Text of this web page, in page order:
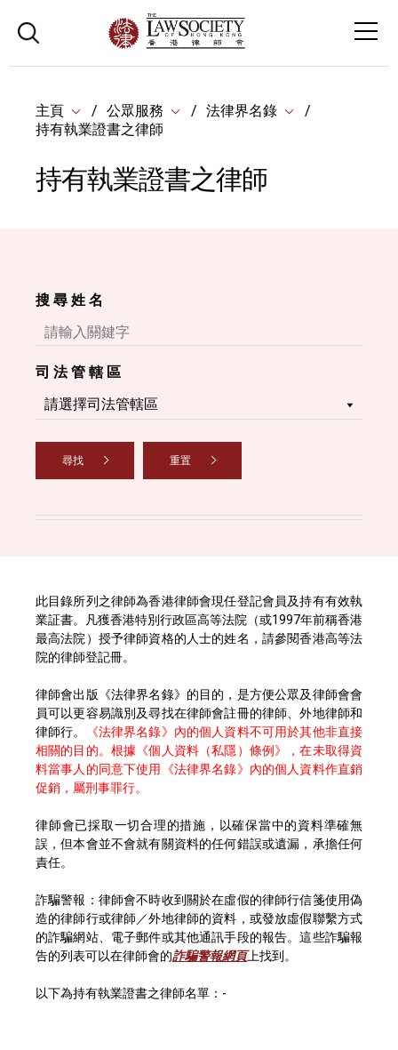
主頁 公眾服務
法律界名錄
持有執業證書之律師
持有執業證書之律師
搜 尋 姓 名
司 法 管 轄 區
尋找 重置
此目錄所列之律師為香港律師會現任登記會員及持有有效執
業証書。凡獲香港特別行政區高等法院（或1997年前稱香港
最高法院）授予律師資格的人士的姓名，請參閱香港高等法
院的律師登記冊。
律師會出版《法律界名錄》的目的，是方便公眾及律師會會
員可以更容易識別及尋找在律師會註冊的律師、外地律師和
律師行。
《法律界名錄》內的個人資料不可用於其他非直接
相關的目的。根據《個人資料（私隱）條例》，在未取得資
料當事人的同意下使用《法律界名錄》內的個人資料作直銷
促銷，屬刑事罪行。
律師會已採取一切合理的措施，以確保當中的資料準確無
誤，但本會並不會就有關資料的任何錯誤或遺漏，承擔任何
責任。
詐騙警報：律師會不時收到關於在虛假的律師行信箋使用偽
造的律師行或律師／外地律師的資料，或發放虛假聯繫方式
的詐騙網站、電子郵件或其他通訊手段的報告。這些詐騙報
告的列表可以在律師會的詐騙警報網頁上找到。
以下為持有執業證書之律師名單：-